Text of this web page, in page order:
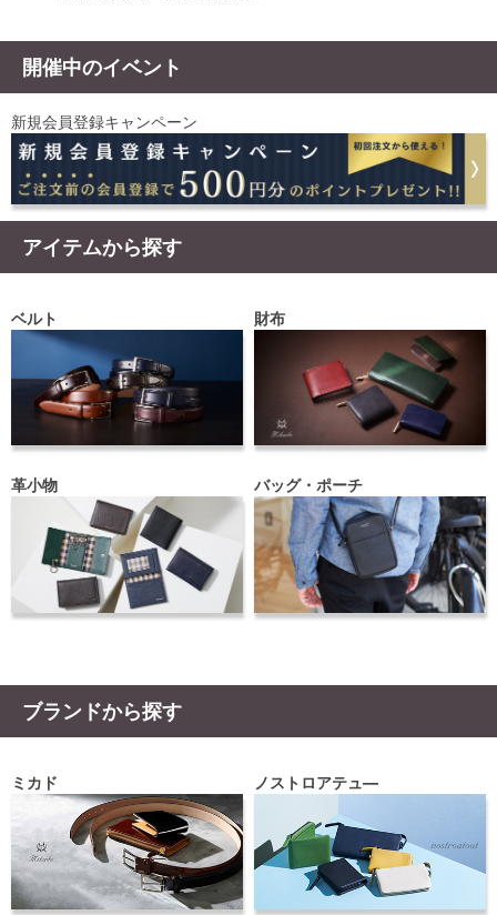
開催中のイベント
新規会員登録キャンペーン
アイテムから探す
ベルト 財布
革小物 バッグ・ポーチ
ブランドから探す
ミカド ノストロアテュ―